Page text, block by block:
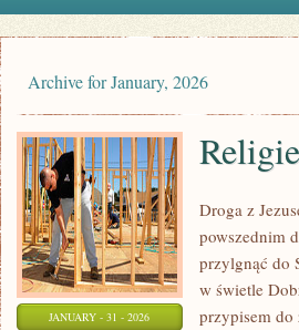
Archive for January, 2026
JANUARY - 31 - 2026
Droga z
powszednim
przylgnąć do
w świetle
przypisem